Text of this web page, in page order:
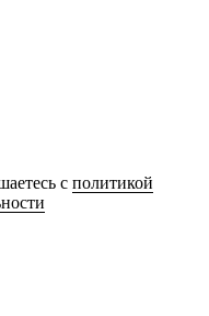
с политикой